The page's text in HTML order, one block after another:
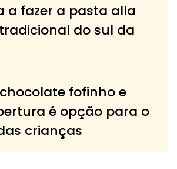
a fazer a pasta alla
do sul da
fofinho e
é opção para o
crianças